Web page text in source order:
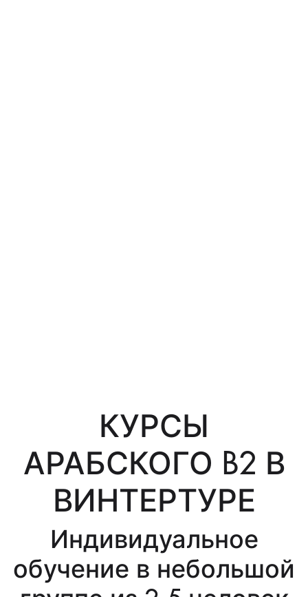
КУРСЫ
АРАБСКОГО B2 В
ВИНТЕРТУРЕ
Индивидуальное
обучение в небольшой